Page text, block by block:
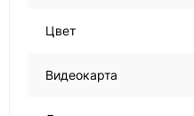
Цвет
Видеокарта